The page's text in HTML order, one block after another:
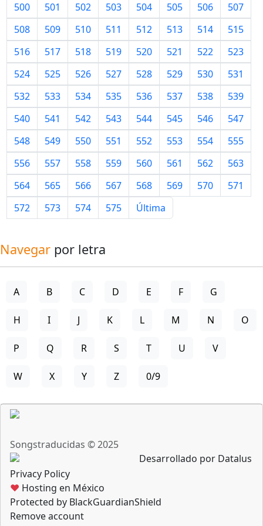
500 501 502 503 504 505 506
507
508
509 510 511 512 513 514
515
516
517 518 519 520 521 522
523
524
525 526 527 528 529 530
531
532
533 534 535 536 537 538
539
540
541 542 543 544 545 546
547
548
549 550 551 552 553 554
555
556
557 558 559 560 561 562
563
564
565 566 567 568 569 570
571
572
573 574 575 Última
Navegar por letra
A B C D E F G
H I J K L M N O
P Q R S T U V
W X Y Z 0/9
Songstraducidas © 2025
Desarrollado por Datalus
Privacy Policy
♥ Hosting en México
Protected by BlackGuardianShield
Remove account